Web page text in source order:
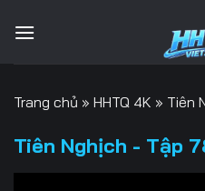
qua
Trang chủ » HHTQ 4K » Tiên
Tiên Nghịch - Tập